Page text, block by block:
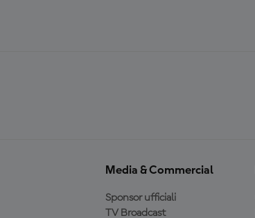
Media & Commercial
Sponsor ufficiali
TV Broadcast